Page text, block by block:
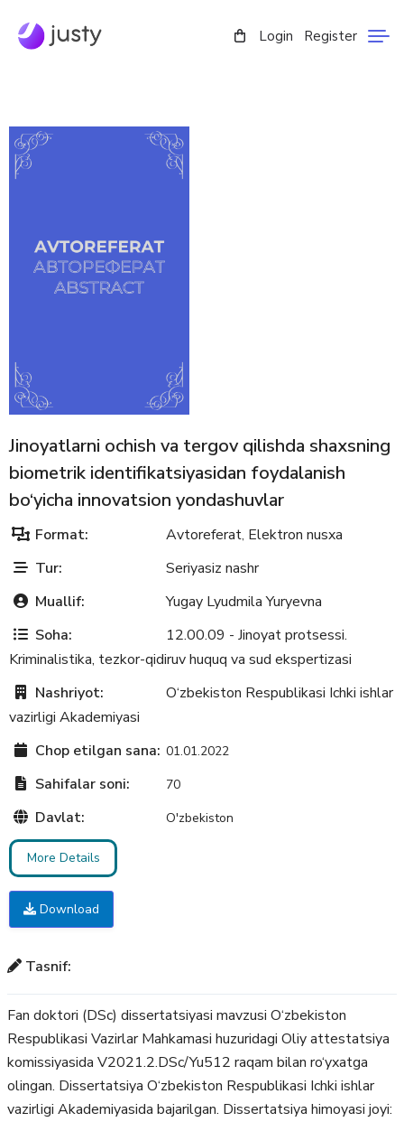
Login Register
Jinoyatlarni ochish va tergov qilishda shaxsning
biometrik identifikatsiyasidan foydalanish
bo‘yicha innovatsion yondashuvlar
Format: Avtoreferat, Elektron nusxa
Tur:
Seriyasiz nashr
Muallif:
Yugay Lyudmila Yuryevna
Soha:
12.00.09 - Jinoyat protsessi.
Kriminalistika, tezkor-qidiruv huquq va sud ekspertizasi
Nashriyot:
O‘zbekiston Respublikasi Ichki ishlar
vazirligi Akademiyasi
Chop etilgan sana: 01.01.2022
Sahifalar soni: 70
Davlat: O'zbekiston
More Details
Download
Tasnif:
Fan doktori (DSc) dissertatsiyasi mavzusi O‘zbekiston
Respublikasi Vazirlar Mahkamasi huzuridagi Oliy attestatsiya
komissiyasida V2021.2.DSc/Yu512 raqam bilan ro‘yxatga
olingan. Dissertatsiya O‘zbekiston Respublikasi Ichki ishlar
vazirligi Akademiyasida bajarilgan. Dissertatsiya himoyasi joyi: